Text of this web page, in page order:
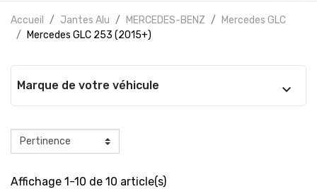
Accueil Jantes Alu MERCEDES-BENZ
Mercedes GLC
Mercedes GLC 253 (2015+)
Marque de votre véhicule
Affichage 1-10 de 10 article(s)